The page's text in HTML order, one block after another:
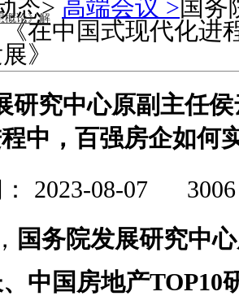
概论》解
态> 高端会议 >国务
在中国式现代化进
》
研究中心原副主任
中，百强房企如何
2023-08-07
国务院发展研究中
中国房地产TOP10